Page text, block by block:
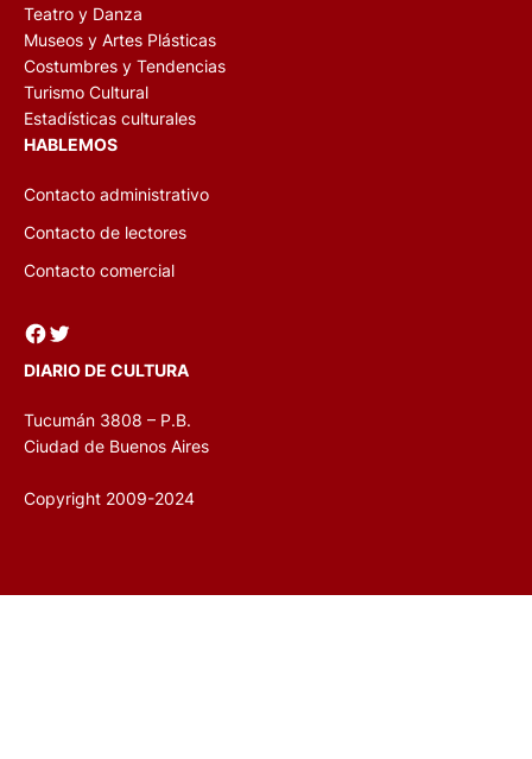
Teatro y Danza
Museos y Artes Plásticas
Costumbres y Tendencias
Turismo Cultural
Estadísticas culturales
HABLEMOS
Contacto administrativo
Contacto de lectores
Contacto comercial
Facebook Twitter
DIARIO DE CULTURA
Tucumán 3808 – P.B.
Ciudad de Buenos Aires
Copyright 2009-2024